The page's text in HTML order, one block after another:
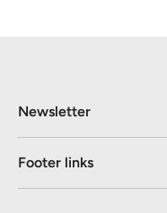
Newsletter
Footer links